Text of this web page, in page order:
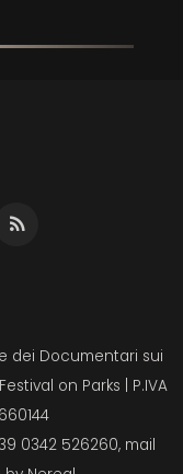
dei Documentari sui
on Parks | P.IVA
0342 526260, mail